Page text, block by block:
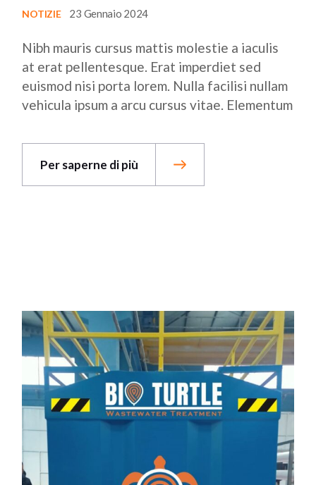
NOTIZIE 23 Gennaio 2024
Nibh mauris cursus mattis molestie a iaculis
at erat pellentesque. Erat imperdiet sed
euismod nisi porta lorem. Nulla facilisi nullam
vehicula ipsum a arcu cursus vitae. Elementum
Per saperne di più